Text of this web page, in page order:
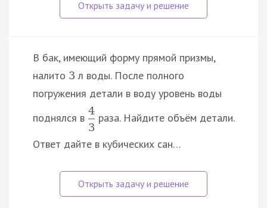
В бак, имеющий форму прямой призмы,
налито 3 л воды. После полного
погружения детали в воду уровень воды
поднялся в
4
3
раза. Найдите объём детали.
Ответ дайте в кубических сан…